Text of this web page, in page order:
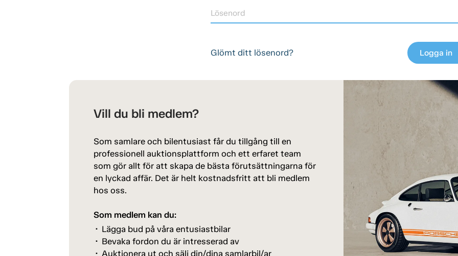
Lösenord
Logga in
Glömt ditt lösenord?
Vill du bli medlem?
Som samlare och bilentusiast får du tillgång till en
professionell auktionsplattform och ett erfaret team
som gör allt för att skapa de bästa förutsättningarna för
en lyckad affär. Det är helt kostnadsfritt att bli medlem
hos oss.
Som medlem kan du:
Lägga bud på våra entusiastbilar
Bevaka fordon du är intresserad av
Auktionera ut och sälj din/dina samlarbil/ar